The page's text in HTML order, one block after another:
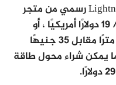
يمكنك شراء كابل USB-C إلى Lightning رسمي من متجر
Apple مقابل 19 جنيهًا إسترلينيًا / 19 دولارًا أمريكيًا ، أو
يمكنك اختيار كابل أطول بطول 2 مترًا مقابل 35 جنيهًا
، بينما يمكن شراء محول طاقة